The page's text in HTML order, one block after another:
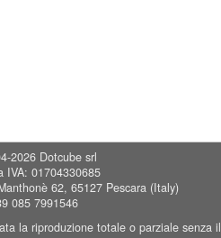
2026 Dotcube srl
IVA: 01704330685
62, 65127 Pescara (Italy)
085 7991546
la riproduzione totale o parziale senza il